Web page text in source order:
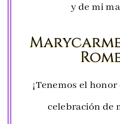
y de mi
¡Tenemos el
celebración de